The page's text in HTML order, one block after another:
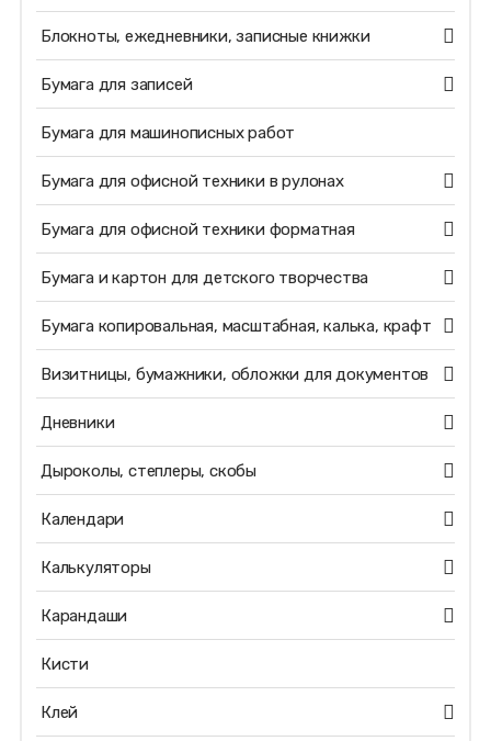
Блокноты, ежедневники, записные книжки
Бумага для записей
Бумага для машинописных работ
Бумага для офисной техники в рулонах
Бумага для офисной техники форматная
Бумага и картон для детского творчества
Бумага копировальная, масштабная, калька, крафт
Визитницы, бумажники, обложки для документов
Дневники
Дыроколы, степлеры, скобы
Календари
Калькуляторы
Карандаши
Кисти
Клей